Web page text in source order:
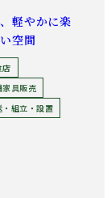
軽やかに楽
空間
店
家具販売
・組立・設置